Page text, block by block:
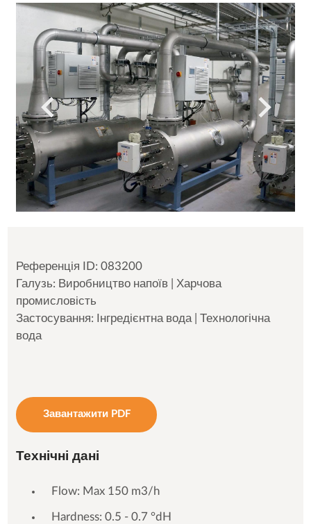
Референція ID: 083200
Галузь: Виробництво напоїв | Харчова
промисловість
Застосування: Інгредієнтна вода | Технологічна
вода
Завантажити PDF
Технічні дані
Flow: Max 150 m3/h
Hardness: 0.5 - 0.7 °dH